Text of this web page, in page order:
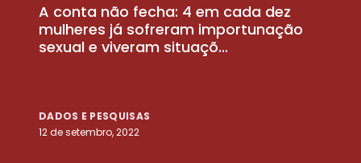
A conta não fecha: 4 em cada dez
mulheres já sofreram importunação
sexual e viveram situaçõ...
DADOS E PESQUISAS
12 de setembro, 2022